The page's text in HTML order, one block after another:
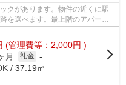
クがあります。物件の近くに駅
を選べます。最上階のアパート
(管理費等：2,000円 )
月 礼金 -
/ 37.19㎡